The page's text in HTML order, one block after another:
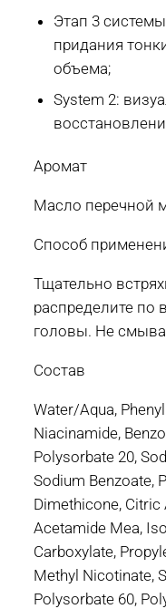
Этап 3
придания
объема;
System 2:
Аромат
Масло перечной
Способ
Тщательно
распределите по
головы. Не
Состав
Water/Aqua,
Niacinamide,
Polysorbate 20,
Sodium Benzoate,
Dimethicone, Citric
Acetamide Mea,
Carboxylate,
Methyl Nicotinate,
Polysorbate 60,